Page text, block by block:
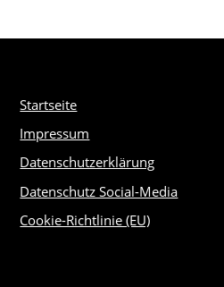
Startseite
Impressum
Datenschutzerklärung
Datenschutz Social-Media
Cookie-Richtlinie (EU)